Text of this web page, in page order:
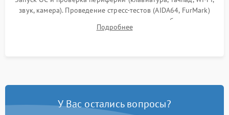
звук, камера). Проведение стресс-тестов (AIDA64, FurMark)
для контроля температурного режима и стабильности
системы под пиковой нагрузкой.
Подробнее
У Вас остались вопросы?